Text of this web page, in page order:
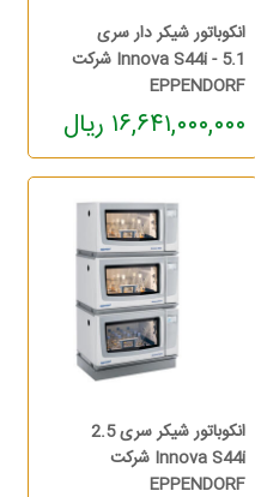
انکوباتور شیکر دار سری
Innova S44i - 5.1 شرکت
EPPENDORF
۱۶,۶۴۱,۰۰۰,۰۰۰ ریال
انکوباتور شیکر سری 2.5
Innova S44i شرکت
EPPENDORF